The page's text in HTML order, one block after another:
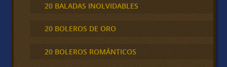
20 BALADAS INOLVIDABLES
20 BOLEROS DE ORO
20 BOLEROS ROMÁNTICOS